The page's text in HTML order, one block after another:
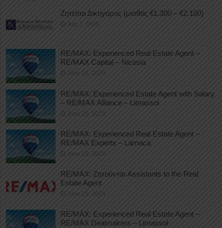
Ζητείται Δικηγόρος (μισθός €1.300 – €2.100)
July 7, 2026
RE/MAX: Experienced Real Estate Agent –
RE/MAX Capital – Nicosia
June 29, 2026
RE/MAX: Experienced Estate Agent with Salary
– RE/MAX Alliance – Limassol
June 29, 2026
RE/MAX: Experienced Real Estate Agent –
RE/MAX Experts – Larnaca
June 29, 2026
RE/MAX: Ζητούνται Assistants to the Real
Estate Agent
June 29, 2026
RE/MAX: Experienced Real Estate Agent –
RE/MAX Dealmakers – Limassol